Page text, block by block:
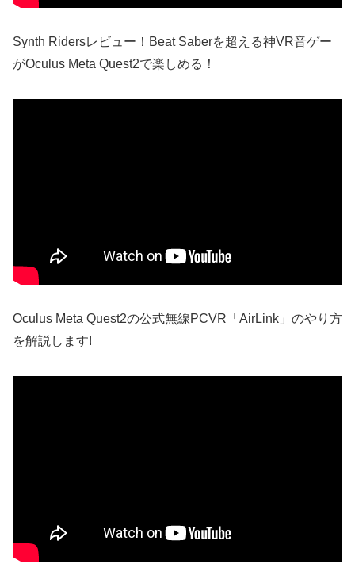
Synth Ridersレビュー！Beat Saberを超える神VR音ゲー
がOculus Meta Quest2で楽しめる！
Oculus Meta Quest2の公式無線PCVR「AirLink」のやり方
を解説します!